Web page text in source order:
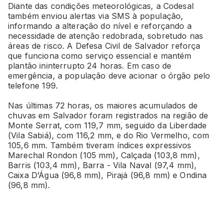
Diante das condições meteorológicas, a Codesal
também enviou alertas via SMS à população,
informando a alteração do nível e reforçando a
necessidade de atenção redobrada, sobretudo nas
áreas de risco. A Defesa Civil de Salvador reforça
que funciona como serviço essencial e mantém
plantão ininterrupto 24 horas. Em caso de
emergência, a população deve acionar o órgão pelo
telefone 199.
Nas últimas 72 horas, os maiores acumulados de
chuvas em Salvador foram registrados na região de
Monte Serrat, com 119,7 mm, seguido da Liberdade
(Vila Sabiá), com 116,2 mm, e do Rio Vermelho, com
105,6 mm. Também tiveram índices expressivos
Marechal Rondon (105 mm), Calçada (103,8 mm),
Barris (103,4 mm), Barra - Vila Naval (97,4 mm),
Caixa D’Água (96,8 mm), Pirajá (96,8 mm) e Ondina
(96,8 mm).